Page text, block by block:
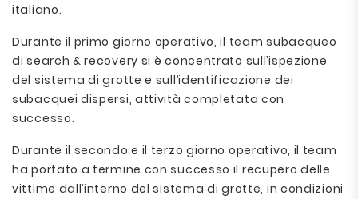
italiano.
Durante il primo giorno operativo, il team subacqueo
di search & recovery si è concentrato sull’ispezione
del sistema di grotte e sull’identificazione dei
subacquei dispersi, attività completata con
successo.
Durante il secondo e il terzo giorno operativo, il team
ha portato a termine con successo il recupero delle
vittime dall’interno del sistema di grotte, in condizioni